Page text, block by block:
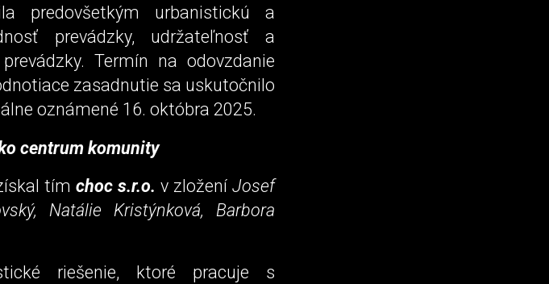
predovšetkým urbanistickú a
prevádzky, udržateľnosť a
Termín na odovzdanie
zasadnutie sa uskutočnilo
oznámené 16. októbra 2025.
centrum komunity
tím choc s.r.o. v zložení Josef
Natálie Kristýnková, Barbora
riešenie, ktoré pracuje s